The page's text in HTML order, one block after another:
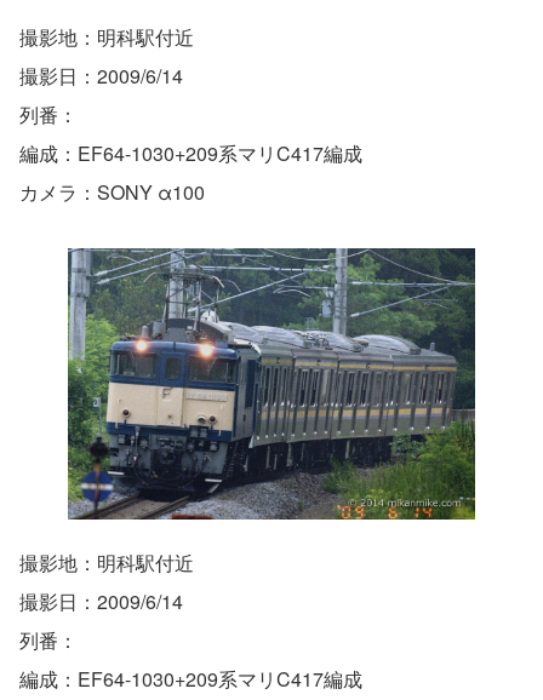
撮影地：明科駅付近
撮影日：2009/6/14
列番：
編成：EF64-1030+209系マリC417編成
カメラ：SONY α100
撮影地：明科駅付近
撮影日：2009/6/14
列番：
編成：EF64-1030+209系マリC417編成